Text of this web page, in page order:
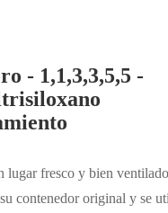
- 1,1,3,3,5,5 -
lugar fresco y bien
contenedor original y se